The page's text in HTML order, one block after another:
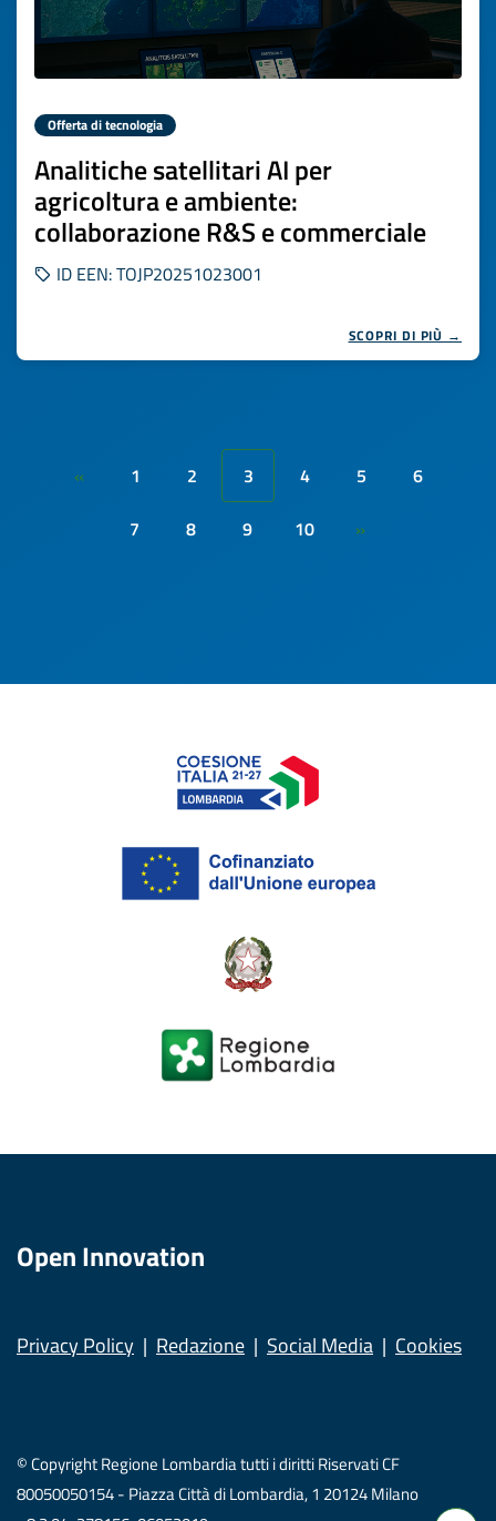
Offerta di tecnologia
Analitiche satellitari AI per
agricoltura e ambiente:
collaborazione R&S e commerciale
ID EEN: TOJP20251023001
SCOPRI DI PIÙ →
« 1 2 3 4 5
6
7
8 9 10 »
Open Innovation
Privacy Policy Redazione Social Media Cookies
© Copyright Regione Lombardia tutti i diritti Riservati CF
80050050154 - Piazza Città di Lombardia, 1 20124 Milano